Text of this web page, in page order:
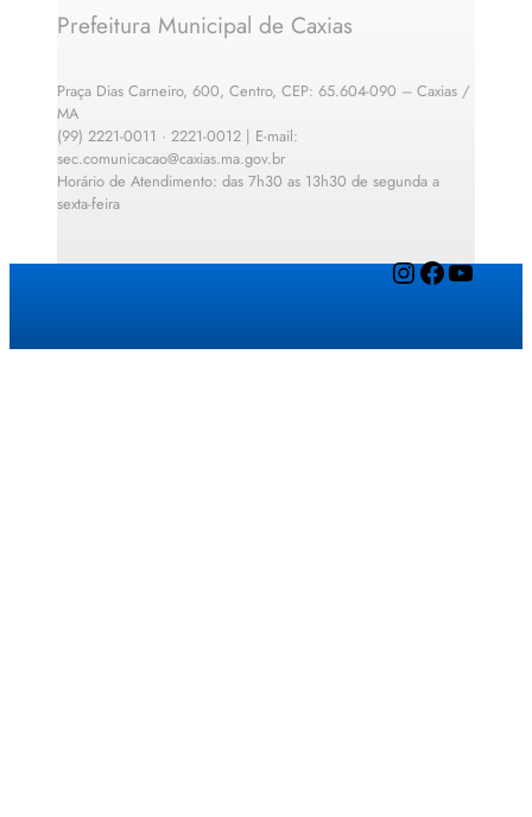
Prefeitura Municipal de Caxias
Praça Dias Carneiro, 600, Centro, CEP: 65.604-090 – Caxias /
MA
(99) 2221-0011 · 2221-0012 | E-mail:
sec.comunicacao@caxias.ma.gov.br
Horário de Atendimento: das 7h30 as 13h30 de segunda a
sexta-feira
InstagramFacebook YouTube